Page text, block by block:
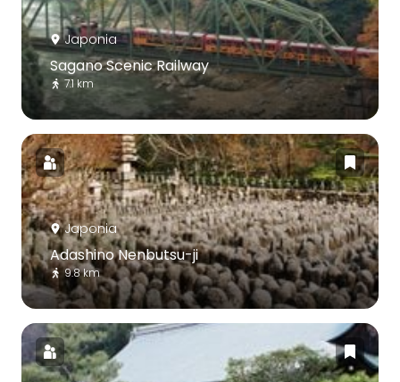
Japonia
Sagano Scenic Railway
7.1 km
Japonia
Adashino Nenbutsu-ji
9.8 km